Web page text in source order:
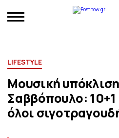
LIFESTYLE
Μουσική
Σαββόπουλο:
όλοι